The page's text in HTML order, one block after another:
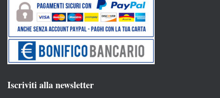
Iscriviti alla newsletter